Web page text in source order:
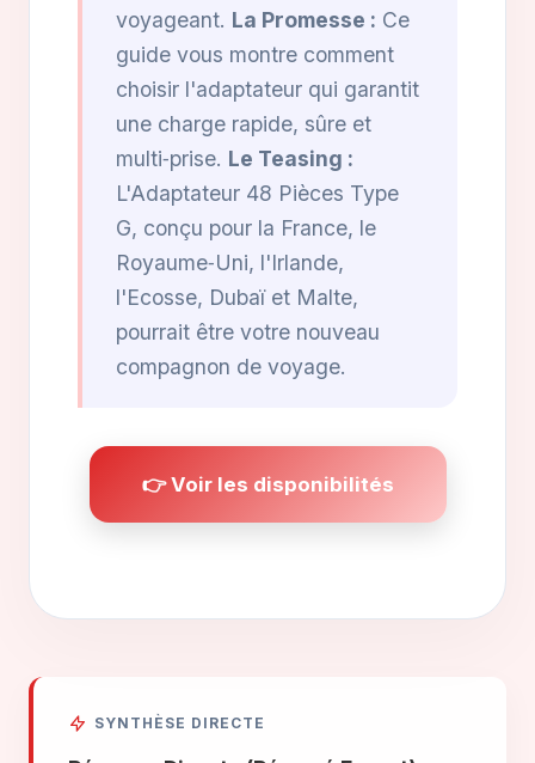
voyageant. La Promesse : Ce
guide vous montre comment
choisir l'adaptateur qui garantit
une charge rapide, sûre et
multi‑prise. Le Teasing :
L'Adaptateur 48 Pièces Type
G, conçu pour la France, le
Royaume‑Uni, l'Irlande,
l'Ecosse, Dubaï et Malte,
pourrait être votre nouveau
compagnon de voyage.
👉 Voir les disponibilités
SYNTHÈSE DIRECTE